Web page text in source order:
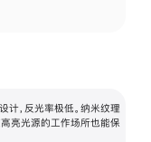
计，反光率极低。纳米纹理
亮光源的工作场所也能保